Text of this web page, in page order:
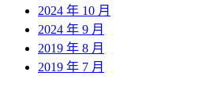
2024 年 10 月
2024 年 9 月
2019 年 8 月
2019 年 7 月